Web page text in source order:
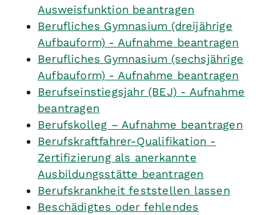
Ausweisfunktion beantragen
Berufliches Gymnasium (dreijährige
Aufbauform) - Aufnahme beantragen
Berufliches Gymnasium (sechsjährige
Aufbauform) - Aufnahme beantragen
Berufseinstiegsjahr (BEJ) - Aufnahme
beantragen
Berufskolleg – Aufnahme beantragen
Berufskraftfahrer-Qualifikation -
Zertifizierung als anerkannte
Ausbildungsstätte beantragen
Berufskrankheit feststellen lassen
Beschädigtes oder fehlendes